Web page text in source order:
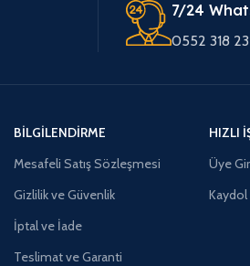
7/24
0552 318
BILGILENDIRME
Mesafeli Satış Sözleşmesi
Gizlilik ve Güvenlik
İptal ve İade
Teslimat ve Garanti
HIZLI
Üye
Kaydol